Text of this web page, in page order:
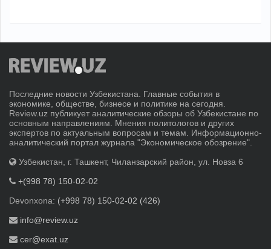
Последние новости Узбекистана. Главные события в
экономике, обществе, бизнесе и политике на сегодня.
Review.uz публикует аналитические обзоры об Узбекистане по
основным направлениям. Мнения политологов и других
экспертов по актуальным вопросам и темам. Информационно-
аналитический портал журнала "Экономическое обозрение".
Узбекистан, г. Ташкент, Чиланзарский район, ул. Новза 6
+(998 78) 150-02-02
Devonxona: (+998 78) 150-02-02 (426)
info@review.uz
cer@exat.uz